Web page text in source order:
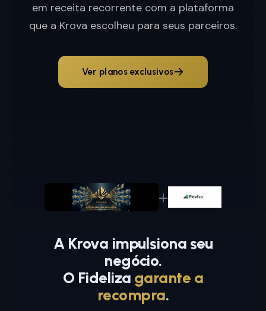
em receita recorrente com a plataforma
que a Krova escolheu para seus parceiros.
Ver planos exclusivos
+
A Krova impulsiona seu
negócio.
O Fideliza garante a
recompra.